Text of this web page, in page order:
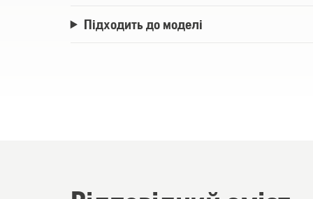
Підходить до моделі